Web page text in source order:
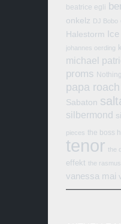
beatrice egli
onkelz DJ Bobo
Halestorm
johannes oerding
michael
proms
papa roach
Sabaton
silbermond
pieces the boss
tenor the
effekt the rasmus
vanessa mai